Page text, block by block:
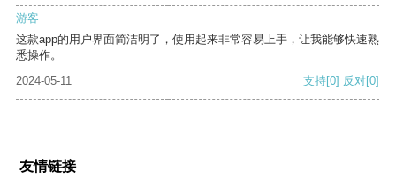
游客
这款app的用户界面简洁明了，使用起来非常容易上手，让我能够快速熟
悉操作。
2024-05-11
支持[0] 反对[0]
友情链接